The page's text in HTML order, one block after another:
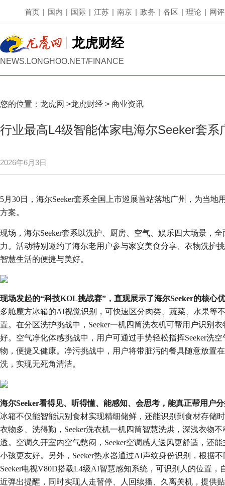
首页 | 国内 | 国际 | 江苏 | 南京 | 政务 | 各区 | 理论 | 网评
龙虎财经
NEWS.LONGHOO.NET/FINANCE
您的位置： 龙虎网 >龙虎财经 > 商业资讯
行业最高L4级智能体家电海尔Seeker套系
2026年6月3日
5月30日，海尔Seeker套系全国上市巡展首站落地广州，为当
方案。
现场，海尔Seeker套系以洗护、厨房、空气、娱乐四大场景，
力。活动特别邀约了海尔老用户参与家宴美食分享、衣物洗护
智慧生活的便捷与美好。
现场发起的“科技KOL挑战赛”，直观展示了海尔Seeker的核心
多舱魔方冰箱的AI视觉识别，可快速区分肉类、蔬菜、水果等
置。在分区洗护挑战中，Seeker一机四筒洗衣机可帮用户识别
好。空气净化体感挑战中，用户可通过手势轻松指挥Seeker洗
物，便捷又健康。净污挑战中，用户将带脏污的餐具随意放置
洗，实现无死角清洁。
海尔Seeker看得见、听得懂、能感知、会思考，能真正帮用户
冰箱不仅能智能识别食材实现精细储鲜，还能识别到食材存储
衣物多、洗得勤，Seeker洗衣机一机四筒智慧洗烘，深浅衣物
透。空调久开室内空气憋闷，Seeker空调感人送风更舒适，还
小孩更友好。另外，Seeker热水器通过AI声纹身份识别，根据
Seeker电视V80D搭载L4级AI智慧感知系统，可识别人的位置
近弹出提醒，同时实现人走暂停、人回续播、久离关机，提供